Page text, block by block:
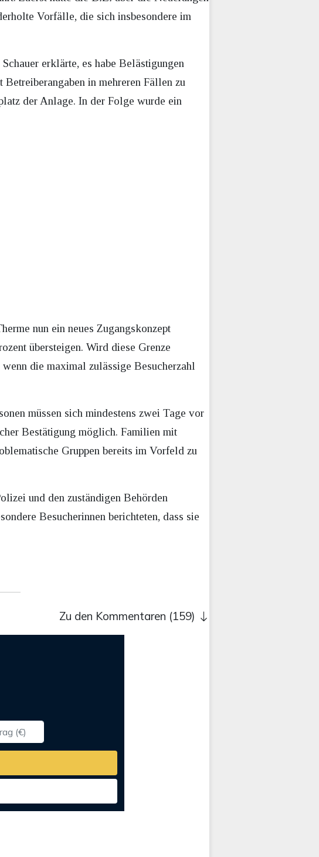
Vorfälle, die sich insbesondere im
erklärte, es habe Belästigungen
in mehreren Fällen zu
der Anlage. In der Folge wurde ein
nun ein neues Zugangskonzept
übersteigen. Wird diese Grenze
die maximal zulässige Besucherzahl
müssen sich mindestens zwei Tage vor
Bestätigung möglich. Familien mit
Gruppen bereits im Vorfeld zu
und den zuständigen Behörden
Besucherinnen berichteten, dass sie
Zu den Kommentaren (159)